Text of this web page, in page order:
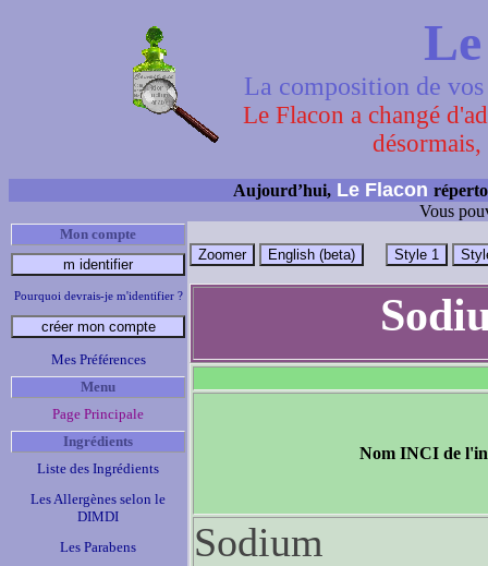
La composition de
Le Flacon a changé
Aujourd’hui, Le Flacon
Vous
Mon compte
Pourquoi devrais-je m'identifier ?
Mes Préférences
Menu
Page Principale
Ingrédients
Liste des Ingrédients
Les Allergènes selon le
DIMDI
Les Parabens
Nom INCI de
Sodium